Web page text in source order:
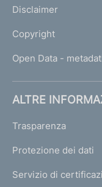
Disclaimer
Copyright
Open Data -
ALTRE
Trasparenza
Protezione dei dati
Servizio di